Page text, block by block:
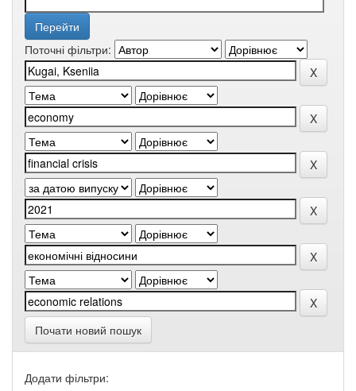
Поточні фільтри:
Почати новий пошук
Додати фільтри: